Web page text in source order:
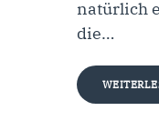
natürlich
die…